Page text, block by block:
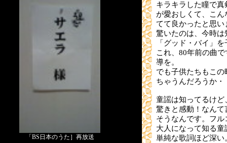
「BS日本のうた］再放送
キラキラした瞳で
が愛おしくて、こ
てて良かったと思い
驚いたのは、今時
「グッド・バイ」
これ、80年前の曲
導を。
でも子供たちもこ
ちゃうんだろうか・
童謡は知ってるけ
驚きと感動！なんて
そうなんです。フ
大人になって知る
単純な歌詞ほど深い